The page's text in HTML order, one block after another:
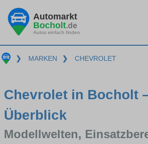
Automarkt
Bocholt.de
Autos einfach finden
❯ MARKEN ❯ CHEVROLET
Chevrolet in Bocholt
Überblick
Modellwelten,